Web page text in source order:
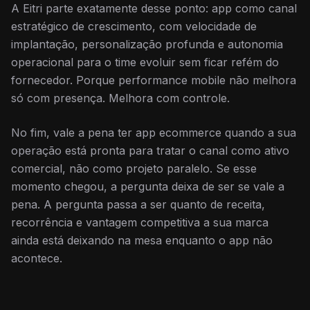
A Eitri parte exatamente desse ponto: app como canal
estratégico de crescimento, com velocidade de
implantação, personalização profunda e autonomia
operacional para o time evoluir sem ficar refém do
fornecedor. Porque performance mobile não melhora
só com presença. Melhora com controle.
No fim, vale a pena ter app ecommerce quando a sua
operação está pronta para tratar o canal como ativo
comercial, não como projeto paralelo. Se esse
momento chegou, a pergunta deixa de ser se vale a
pena. A pergunta passa a ser quanto de receita,
recorrência e vantagem competitiva a sua marca
ainda está deixando na mesa enquanto o app não
acontece.